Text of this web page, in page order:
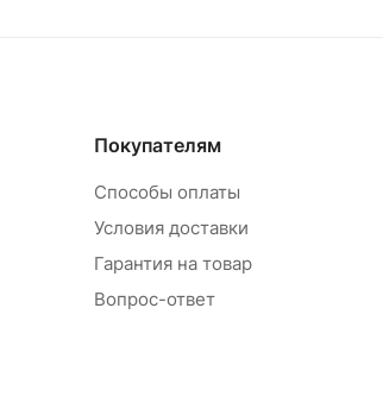
Покупателям
Способы оплаты
Условия доставки
Гарантия на товар
Вопрос-ответ